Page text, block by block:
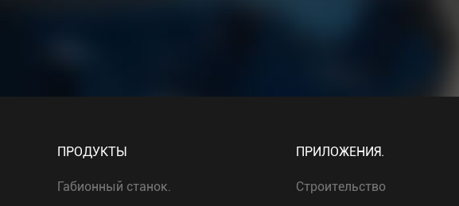
ПРОДУКТЫ
Габионный станок.
ПРИЛОЖЕНИЯ.
Строительство